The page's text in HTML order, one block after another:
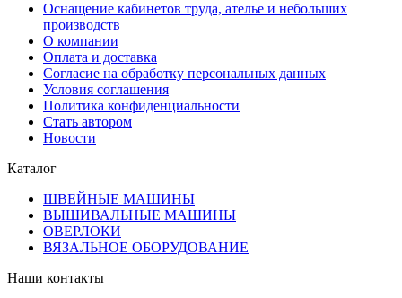
Оснащение кабинетов труда, ателье и небольших
производств
О компании
Оплата и доставка
Согласие на обработку персональных данных
Условия соглашения
Политика конфиденциальности
Стать автором
Новости
Каталог
ШВЕЙНЫЕ МАШИНЫ
ВЫШИВАЛЬНЫЕ МАШИНЫ
ОВЕРЛОКИ
ВЯЗАЛЬНОЕ ОБОРУДОВАНИЕ
Наши контакты